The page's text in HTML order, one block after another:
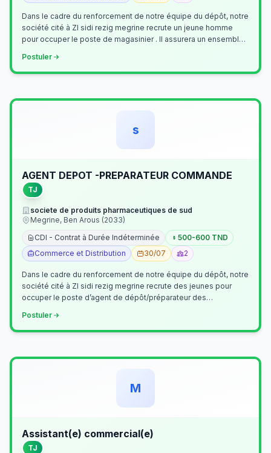
Dans le cadre du renforcement de notre équipe du dépôt, notre
société cité à ZI sidi rezig megrine recrute un jeune homme
pour occuper le poste de magasinier . Il assurera un ensemble
Postuler
s
AGENT DEPOT -PREPARATEUR COMMANDE
TJ
societe de produits pharmaceutiques de sud
Megrine, Ben Arous (2033)
CDI - Contrat à Durée Indéterminée
500-600 TND
Commerce et Distribution
30/07 2
Dans le cadre du renforcement de notre équipe du dépôt, notre
société cité à ZI sidi rezig megrine recrute des jeunes pour
occuper le poste d’agent de dépôt/préparateur des
Postuler
M
Assistant(e) commercial(e)
TJ